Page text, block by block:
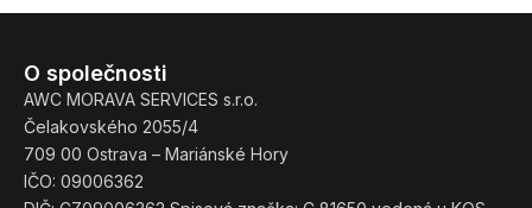
O společnosti
AWC MORAVA SERVICES s.r.o.
Čelakovského 2055/4
709 00 Ostrava – Mariánské Hory
IČO: 09006362